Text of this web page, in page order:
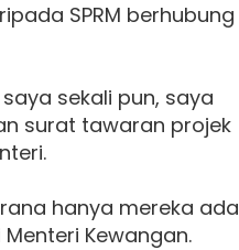
SPRM berhubung
sekali pun, saya
surat tawaran projek
hanya mereka ada
Kewangan.